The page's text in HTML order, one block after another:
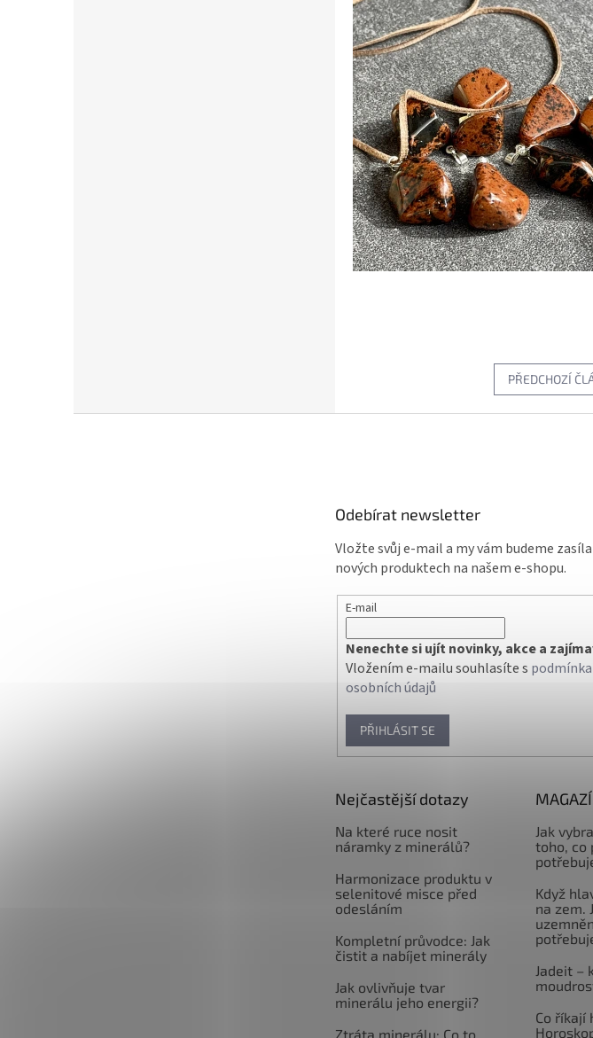
PŘEDCHOZÍ
Odebírat newsletter
Vložte svůj e-mail a my vám budeme
nových produktech na našem e-shopu.
E-mail
Nenechte si ujít novinky, akce a
Vložením e-mailu souhlasíte s
osobních údajů
PŘIHLÁSIT SE
Nejčastější dotazy
Na které ruce nosit
náramky z minerálů?
Harmonizace produktu v
selenitové misce před
odesláním
Kompletní průvodce: Jak
čistit a nabíjet minerály
Jak ovlivňuje tvar
minerálu jeho energii?
Ztráta minerálu: Co to
Jak
toho, co
Když
na zem.
Jadeit –
Co říkají